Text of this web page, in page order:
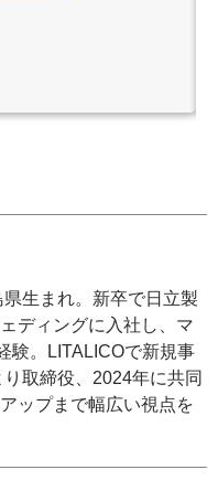
生まれ。新卒で日立製
ディングに入社し、マ
験。LITALICOで新規事
取締役、2024年に共同
ップまで幅広い視点を